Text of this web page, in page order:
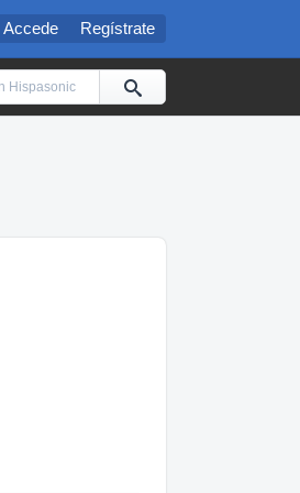
Accede Regístrate